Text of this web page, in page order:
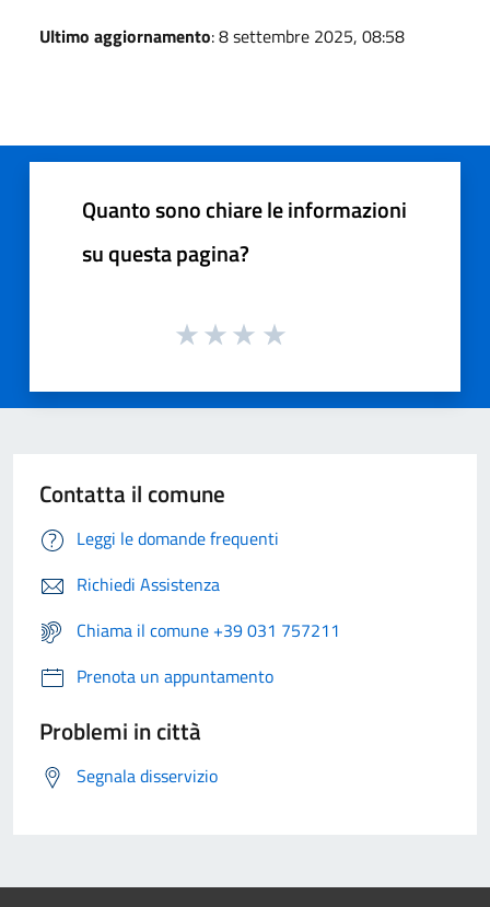
Ultimo aggiornamento: 8 settembre 2025, 08:58
Quanto sono chiare le informazioni
su questa pagina?
Contatta il comune
Leggi le domande frequenti
Richiedi Assistenza
Chiama il comune +39 031 757211
Prenota un appuntamento
Problemi in città
Segnala disservizio